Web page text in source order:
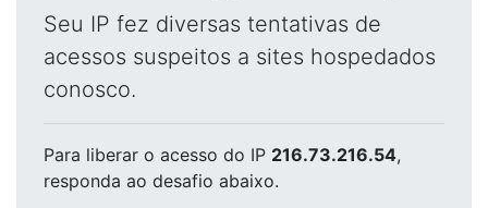
Seu IP fez diversas tentativas de
acessos suspeitos a sites hospedados
conosco.
Para liberar o acesso do IP 216.73.216.54,
responda ao desafio abaixo.